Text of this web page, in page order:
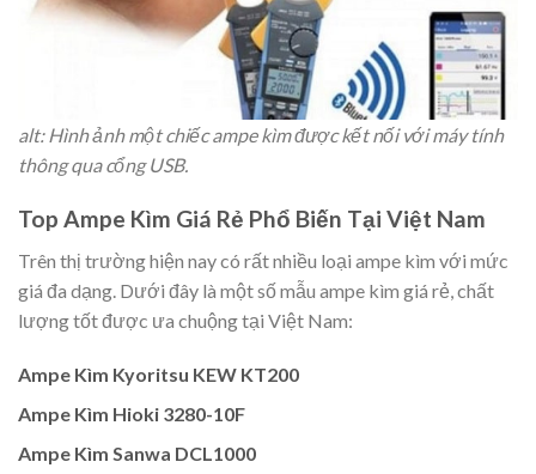
alt: Hình ảnh một chiếc ampe kìm được kết nối với máy tính
thông qua cổng USB.
Top Ampe Kìm Giá Rẻ Phổ Biến Tại Việt Nam
Trên thị trường hiện nay có rất nhiều loại ampe kìm với mức
giá đa dạng. Dưới đây là một số mẫu ampe kìm giá rẻ, chất
lượng tốt được ưa chuộng tại Việt Nam:
Ampe Kìm Kyoritsu KEW KT200
Ampe Kìm Hioki 3280-10F
Ampe Kìm Sanwa DCL1000